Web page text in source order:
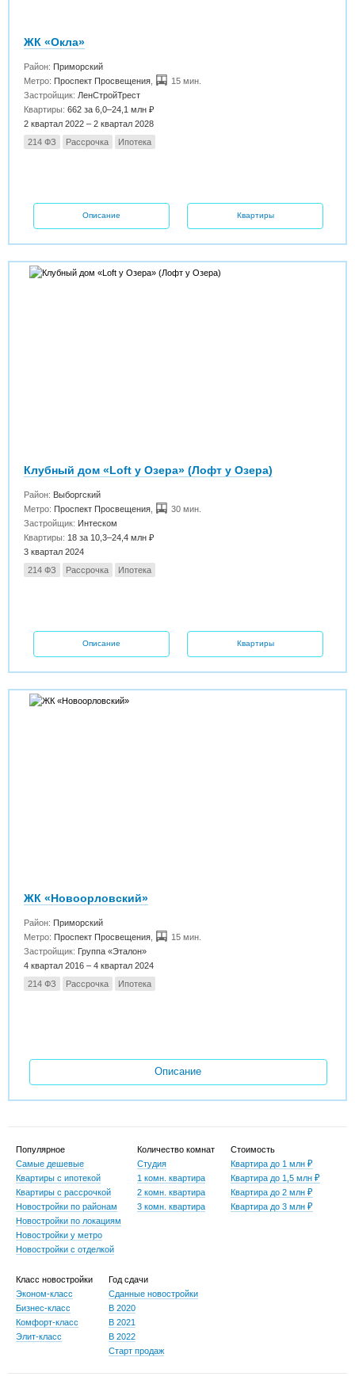
ЖК «Окла»
Район: Приморский
Метро: Проспект Просвещения
15 мин.
Застройщик: ЛенСтройТрест
Квартиры:662 за 6,0–24,1 млн ₽
2 квартал 2022 – 2 квартал 2028
214 ФЗ
Рассрочка Ипотека
Описание Квартиры
Клубный дом «Loft у Озера» (Лофт у Озера)
Район: Выборгский
Метро: Проспект Просвещения
30 мин.
Застройщик: Интеском
Квартиры: 18 за 10,3–24,4 млн ₽
3 квартал 2024
214 ФЗ
Рассрочка Ипотека
Описание Квартиры
ЖК «Новоорловский»
Район: Приморский
Метро: Проспект Просвещения
15 мин.
Застройщик: Группа «Эталон»
4 квартал 2016 – 4 квартал 2024
214 ФЗ
Рассрочка Ипотека
Описание
Популярное
Самые дешевые
Квартиры с ипотекой
Квартиры с рассрочкой
Новостройки по районам
Новостройки по локациям
Новостройки у метро
Новостройки с отделкой
Количество комнат
Студия
1 комн. квартира
2 комн. квартира
3 комн. квартира
Стоимость
Квартира до 1 млн ₽
Квартира до 1,5 млн ₽
Квартира до 2 млн ₽
Квартира до 3 млн ₽
Класс новостройки
Эконом-класс
Бизнес-класс
Комфорт-класс
Элит-класс
Год сдачи
Сданные новостройки
В 2020
В 2021
В 2022
Старт продаж